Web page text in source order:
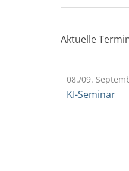
Aktuelle
08./09.
KI-Seminar